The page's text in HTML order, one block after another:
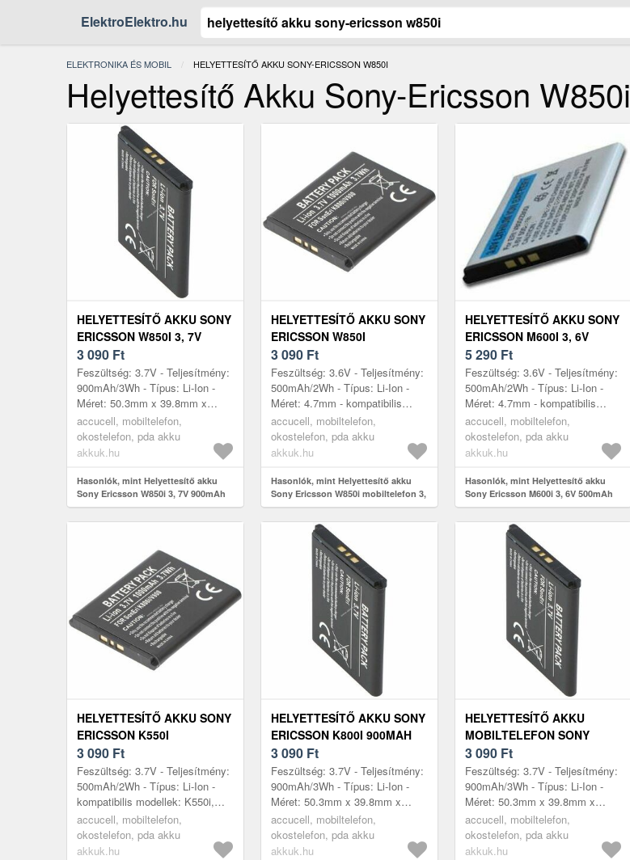
ElektroElektro.hu
ELEKTRONIKA ÉS MOBIL JELENLEGI:
HELYETTESÍTŐ AKKU SONY-ERICSSON W850I
Helyettesítő Akku Sony-Ericsson W850i
HELYETTESÍTŐ AKKU SONY
ERICSSON W850I 3, 7V
900MAH MOBILTELEFON
BST-33 LI-ION
3 090 Ft
Feszültség: 3.7V - Teljesítmény:
900mAh/3Wh - Típus: Li-Ion -
Méret: 50.3mm x 39.8mm x
4.7mm - kompatibilis modellek:
W850i, Sony Ericsson W850i
accucell, mobiltelefon,
okostelefon, pda akku
akkuk.hu
Hasonlók, mint Helyettesítő akku
Sony Ericsson W850i 3, 7V 900mAh
mobiltelefon BST-33 Li-Ion
HELYETTESÍTŐ AKKU SONY
ERICSSON W850I
MOBILTELEFON 3, 6V
500MAH LI-ION
3 090 Ft
Feszültség: 3.6V - Teljesítmény:
500mAh/2Wh - Típus: Li-Ion -
Méret: 4.7mm - kompatibilis
modellek: W850i, Sony Ericsson
K800i
accucell, mobiltelefon,
okostelefon, pda akku
akkuk.hu
Hasonlók, mint Helyettesítő akku
Sony Ericsson W850i mobiltelefon 3,
6V 500mAh Li-Ion
HELYETTESÍTŐ AKKU SONY
ERICSSON M600I 3, 6V
500MAH LI-ION
MOBILTELEFON
5 290 Ft
Feszültség: 3.6V - Teljesítmény:
500mAh/2Wh - Típus: Li-Ion -
Méret: 4.7mm - kompatibilis
modellek: M600i, Sony Ericsson
K800i, Sony Ericsson M600i...
accucell, mobiltelefon,
okostelefon, pda akku
akkuk.hu
Hasonlók, mint Helyettesítő akku
Sony Ericsson M600i 3, 6V 500mAh
Li-Ion mobiltelefon
HELYETTESÍTŐ AKKU SONY
ERICSSON K550I
MOBILTELEFON 3, 6V
500MAH LI-ION
3 090 Ft
Feszültség: 3.7V - Teljesítmény:
500mAh/2Wh - Típus: Li-Ion -
kompatibilis modellek: K550i,
Sony Ericsson K550i, Sony
Ericsson K800i, Sony Ericsson...
accucell, mobiltelefon,
okostelefon, pda akku
akkuk.hu
HELYETTESÍTŐ AKKU SONY
ERICSSON K800I 900MAH
MOBILTELEFON
3 090 Ft
Feszültség: 3.7V - Teljesítmény:
900mAh/3Wh - Típus: Li-Ion -
Méret: 50.3mm x 39.8mm x
4.7mm - kompatibilis modellek:
K800i, Sony Ericsson K550i, S...
accucell, mobiltelefon,
okostelefon, pda akku
akkuk.hu
HELYETTESÍTŐ AKKU
MOBILTELEFON SONY
ERICSSON K550I 3, 7V
900MAH LI-ION
3 090 Ft
Feszültség: 3.7V - Teljesítmény:
900mAh/3Wh - Típus: Li-Ion -
Méret: 50.3mm x 39.8mm x
4.7mm - kompatibilis modellek:
Sony Ericsson K550i, Sony Eri...
accucell, mobiltelefon,
okostelefon, pda akku
akkuk.hu